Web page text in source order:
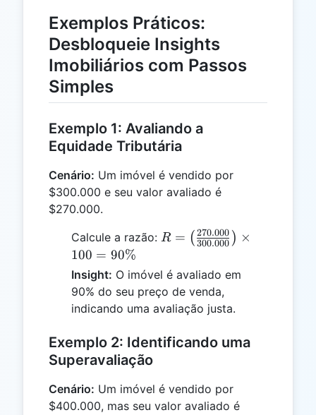
Exemplos Práticos:
Desbloqueie Insights
Imobiliários com Passos
Simples
Exemplo 1: Avaliando a
Equidade Tributária
Cenário: Um imóvel é vendido por
$300.000 e seu valor avaliado é
$270.000.
Calcule a razão: R = \left(
{300.000}
\right) \times
100 = 90\%
R = ( 300.000
270.000 ) ×
100 = 90%
Insight: O imóvel é avaliado em
90% do seu preço de venda,
indicando uma avaliação justa.
Exemplo 2: Identificando uma
Superavaliação
Cenário: Um imóvel é vendido por
$400.000, mas seu valor avaliado é